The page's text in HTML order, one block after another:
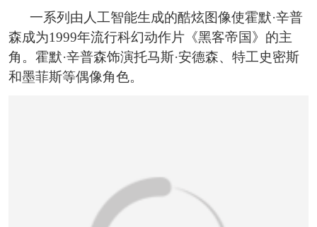
恭喜133****9020用户作品已成功备案！
恭喜136****9807用户作品已成功备案！
恭喜159****4930用户作品已成功备案！
一系列由人工智能生成的酷炫图像使霍默·辛普
森成为1999年流行科幻动作片《黑客帝国》的主
角。霍默·辛普森饰演托马斯·安德森、特工史密斯
和墨菲斯等偶像角色。